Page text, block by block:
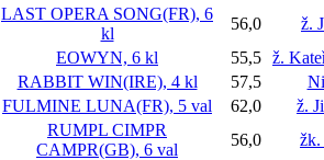
LAST OPERA SONG(FR), 6
kl
56,0
ž.
EOWYN, 6 kl 55,5 ž.
RABBIT WIN(IRE), 4 kl 57,5
FULMINE LUNA(FR), 5 val 62,0
ž.
RUMPL CIMPR
CAMPR(GB), 6 val
56,0